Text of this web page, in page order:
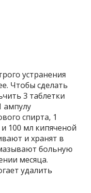
устранения
Чтобы сделать
3 таблетки
ампулу
спирта, 1
100 мл кипяченой
и хранят в
больную
месяца.
удалить